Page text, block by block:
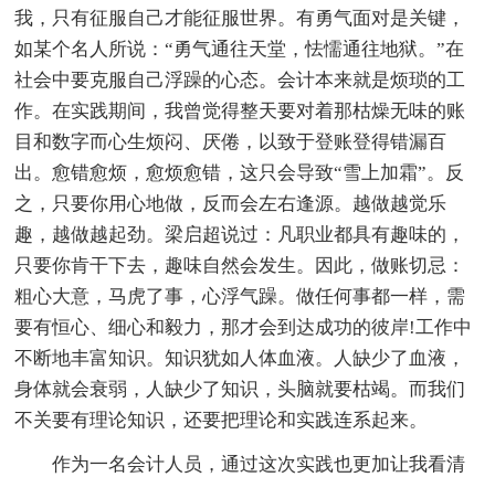
我，只有征服自己才能征服世界。有勇气面对是关键，
如某个名人所说：“勇气通往天堂，怯懦通往地狱。”在
社会中要克服自己浮躁的心态。会计本来就是烦琐的工
作。在实践期间，我曾觉得整天要对着那枯燥无味的账
目和数字而心生烦闷、厌倦，以致于登账登得错漏百
出。愈错愈烦，愈烦愈错，这只会导致“雪上加霜”。反
之，只要你用心地做，反而会左右逢源。越做越觉乐
趣，越做越起劲。梁启超说过：凡职业都具有趣味的，
只要你肯干下去，趣味自然会发生。因此，做账切忌：
粗心大意，马虎了事，心浮气躁。做任何事都一样，需
要有恒心、细心和毅力，那才会到达成功的彼岸!工作中
不断地丰富知识。知识犹如人体血液。人缺少了血液，
身体就会衰弱，人缺少了知识，头脑就要枯竭。而我们
不关要有理论知识，还要把理论和实践连系起来。
作为一名会计人员，通过这次实践也更加让我看清